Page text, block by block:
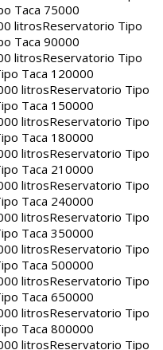
Taca 75000
litrosReservatorio Tipo
Taca 90000
litrosReservatorio Tipo
Taca 120000
litrosReservatorio Tipo
Taca 150000
litrosReservatorio Tipo
Taca 180000
litrosReservatorio Tipo
Taca 210000
litrosReservatorio Tipo
Taca 240000
litrosReservatorio Tipo
Taca 350000
litrosReservatorio Tipo
Taca 500000
litrosReservatorio Tipo
Taca 650000
litrosReservatorio Tipo
Taca 800000
litrosReservatorio Tipo